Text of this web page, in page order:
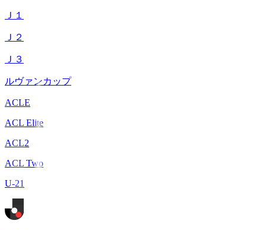
Ｊ１
Ｊ２
Ｊ３
ルヴァンカップ
ACLE
ACL Elite
ACL2
ACL Two
U-21